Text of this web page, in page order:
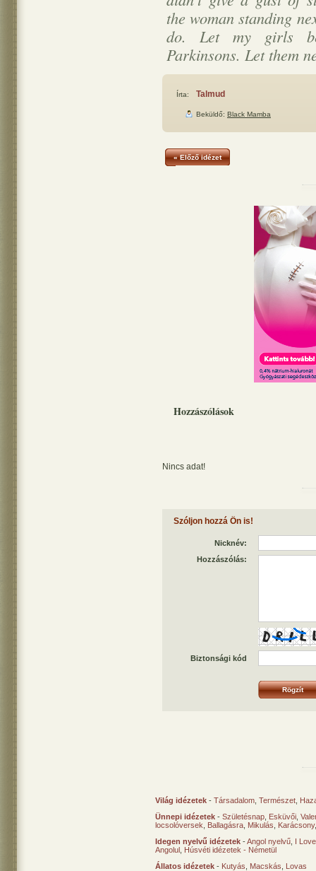
the woman standing
do. Let my girls
Parkinsons. Let them
Írta: Talmud
Beküldő: Black Mamba
« Előző idézet
Hozzászólások
Nincs adat!
Szóljon hozzá Ön is!
Nicknév:
Hozzászólás:
Biztonsági kód
Világ idézetek - Társadalom Természet
Ünnepi idézetek - Születésnap Esküvői
locsolóversek
Ballagásra Mikulás Karácsony
Idegen nyelvű idézetek -Angol nyelvű I
Angolul Húsvéti idézetek - Németül
Állatos idézetek - Kutyás Macskás
Lovas